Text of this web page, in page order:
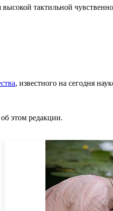
тактильной
, известного на сегодня
этом редакции.